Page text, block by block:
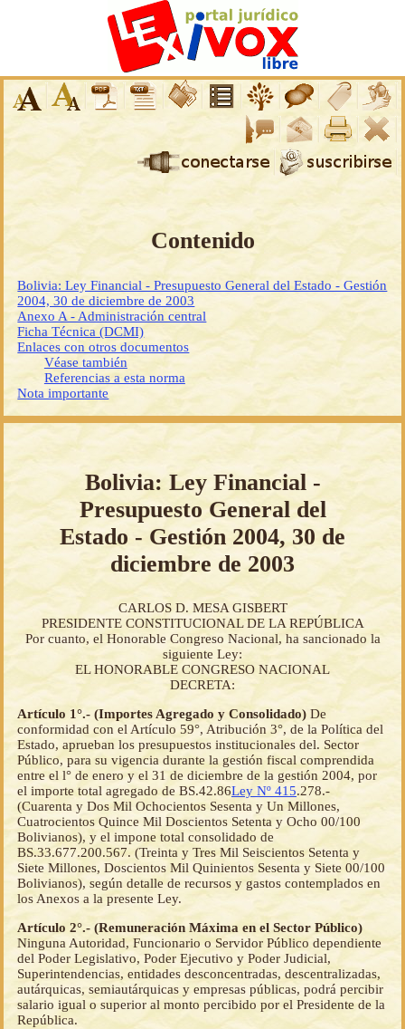
Contenido
Bolivia: Ley Financial - Presupuesto General del Estado - Gestión
2004, 30 de diciembre de 2003
Anexo A - Administración central
Ficha Técnica (DCMI)
Enlaces con otros documentos
Véase también
Referencias a esta norma
Nota importante
Bolivia: Ley Financial -
Presupuesto General del
Estado - Gestión 2004, 30 de
diciembre de 2003
CARLOS D. MESA GISBERT
PRESIDENTE CONSTITUCIONAL DE LA REPÚBLICA
Por cuanto, el Honorable Congreso Nacional, ha sancionado la
siguiente Ley:
EL HONORABLE CONGRESO NACIONAL
DECRETA:
Artículo 1°.- (Importes Agregado y Consolidado) De
conformidad con el Artículo 59°, Atribución 3°, de la Política del
Estado, aprueban los presupuestos institucionales del. Sector
Público, para su vigencia durante la gestión fiscal comprendida
entre el l° de enero y el 31 de diciembre de la gestión 2004, por
el importe total agregado de BS.42.86Ley Nº 415.278.-
(Cuarenta y Dos Mil Ochocientos Sesenta y Un Millones,
Cuatrocientos Quince Mil Doscientos Setenta y Ocho 00/100
Bolivianos), y el impone total consolidado de
BS.33.677.200.567. (Treinta y Tres Mil Seiscientos Setenta y
Siete Millones, Doscientos Mil Quinientos Sesenta y Siete 00/100
Bolivianos), según detalle de recursos y gastos contemplados en
los Anexos a la presente Ley.
Artículo 2°.- (Remuneración Máxima en el Sector Público)
Ninguna Autoridad, Funcionario o Servidor Público dependiente
del Poder Legislativo, Poder Ejecutivo y Poder Judicial,
Superintendencias, entidades desconcentradas, descentralizadas,
autárquicas, semiautárquicas y empresas públicas, podrá percibir
salario igual o superior al monto percibido por el Presidente de la
República.